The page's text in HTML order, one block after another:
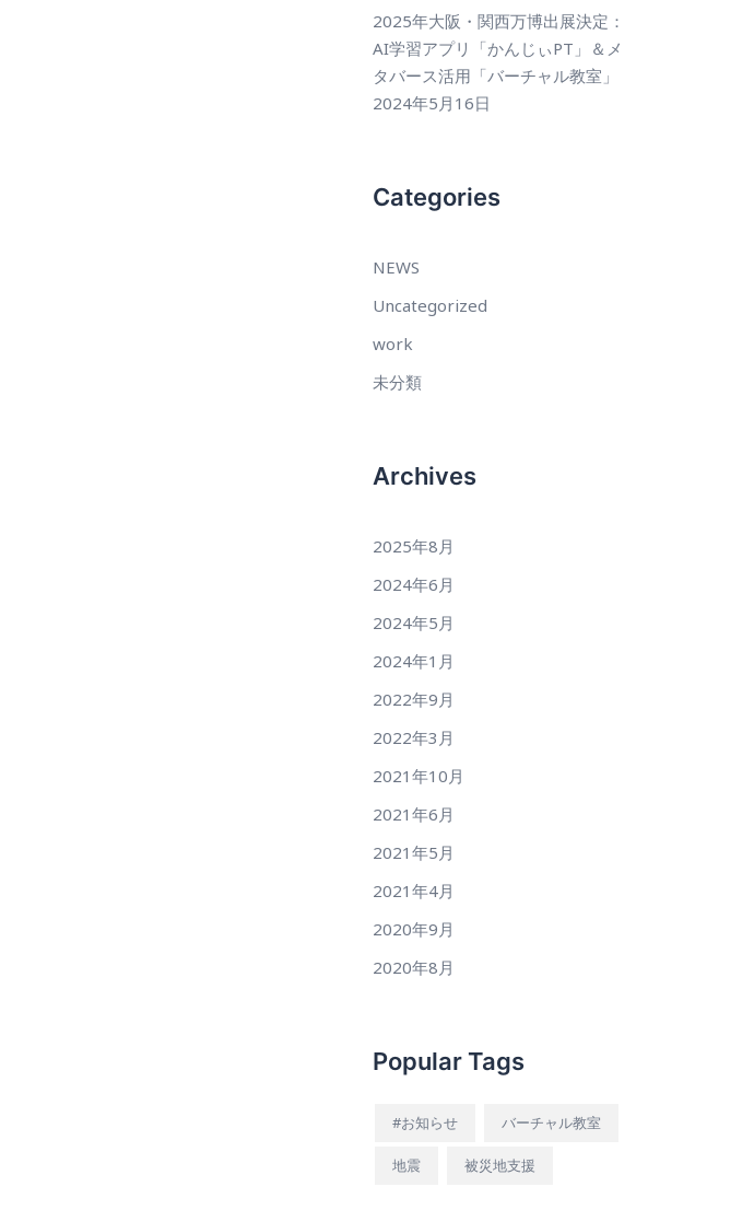
2025年大阪・関西万博出展決定：
AI学習アプリ「かんじぃPT」＆メ
タバース活用「バーチャル教室」
2024年5月16日
Categories
NEWS
Uncategorized
work
未分類
Archives
2025年8月
2024年6月
2024年5月
2024年1月
2022年9月
2022年3月
2021年10月
2021年6月
2021年5月
2021年4月
2020年9月
2020年8月
Popular Tags
#お知らせ バーチャル教室
地震 被災地支援